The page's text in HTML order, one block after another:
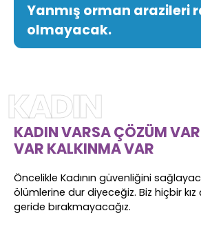
Yanmış orman arazileri
olmayacak.
KADIN
KADIN VARSA ÇÖZÜM VAR
VAR KALKINMA VAR
Öncelikle Kadının güvenliğini
ölümlerine dur diyeceğiz. Biz hiçbir kız
geride bırakmayacağız.